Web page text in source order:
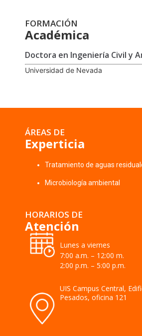
FORMACIÓN
Académica
Doctora en Ingeniería Civil y
Universidad de Nevada
ÁREAS DE
Experticia
Tratamiento de aguas
Microbiología ambiental
HORARIOS DE
Atención
Lunes a viernes
7:00 a.m. – 12:00 m.
2:00 p.m. – 5:00 p.m.
UIS Campus Central,
Pesados, oficina 121